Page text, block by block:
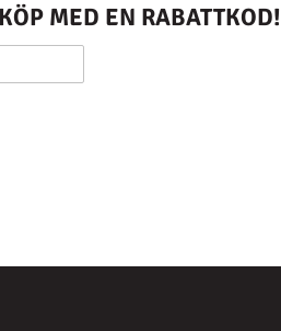
MED EN RABATTKOD!